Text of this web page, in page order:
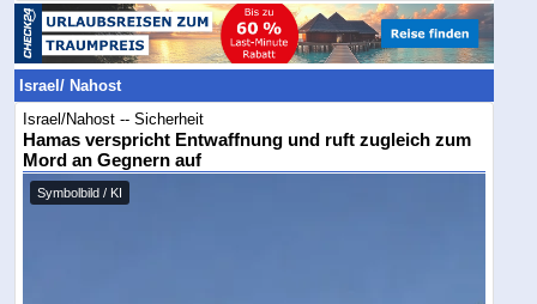
Israel/ Nahost
Israel/Nahost -- Sicherheit
Hamas verspricht Entwaffnung und ruft zugleich zum
Mord an Gegnern auf
Symbolbild / KI